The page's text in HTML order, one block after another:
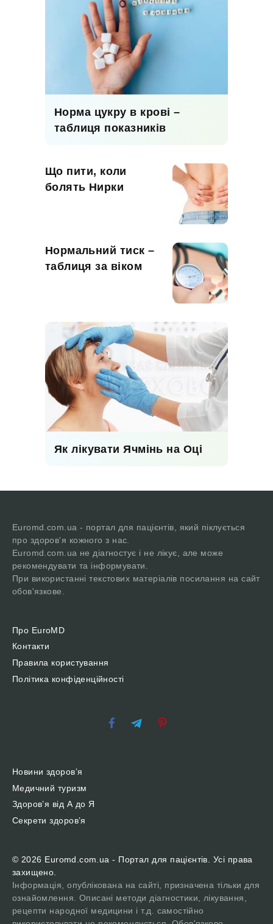
Норма цукру в крові –
таблиця показників
Що пити, коли
болять Нирки
Нормальний тиск –
таблиця за віком
Як лікувати Ячмінь на Оці
Euromd.com.ua - портал для пацієнтів, який піклується
про здоров'я кожного з нас.
Euromd.com.ua не діагностує і не лікує, але може
рекомендувати та інформувати.
При використанні текстових матеріалів посилання на сайт
обов'язкове.
Про EuroMD
Контакти
Правила користування
Політика конфіденційності
Новини здоров’я
Медичний туризм
Здоров’я від А до Я
Секрети здоров’я
© 2026 Euromd.com.ua - Портал для пацієнтів. Усі права
захищено.
Інформація, опублікована на сайті, призначена тільки для
ознайомлення. Описані методи діагностики, лікування,
рецепти народної медицини і т.д. самостійно